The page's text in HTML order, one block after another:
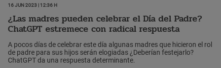
16 Jun 2023 | 12:36 h
¿Las madres pueden celebrar el Día del Padre?
ChatGPT estremece con radical respuesta
A pocos días de celebrar este día algunas madres que hicieron el rol
de padre para sus hijos serán elogiadas ¿Deberían festejarlo?
ChatGPT da una respuesta determinante.